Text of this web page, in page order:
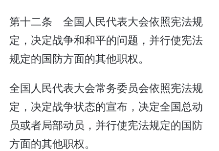
第十二条 全国人民代表大会依照宪法规
定，决定战争和和平的问题，并行使宪法
规定的国防方面的其他职权。
全国人民代表大会常务委员会依照宪法规
定，决定战争状态的宣布，决定全国总动
员或者局部动员，并行使宪法规定的国防
方面的其他职权。